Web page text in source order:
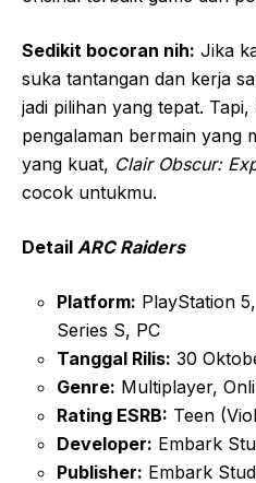
Sedikit bocoran nih: Jika
suka tantangan dan kerja
jadi pilihan yang tepat.
pengalaman bermain yang
yang kuat, Clair Obscur:
cocok untukmu.
Detail ARC Raiders
Platform: PlayStation
Series S, PC
Tanggal Rilis: 30
Genre: Multiplayer,
Rating ESRB: Teen
Developer: Embark
Publisher: Embark